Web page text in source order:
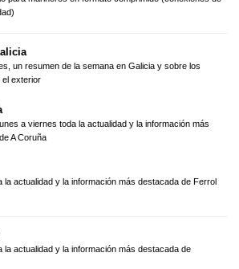
un resumen de la semana en Galicia y sobre los
el exterior
a viernes toda la actualidad y la información más
A Coruña
la actualidad y la información más destacada de Ferrol
la actualidad y la información más destacada de